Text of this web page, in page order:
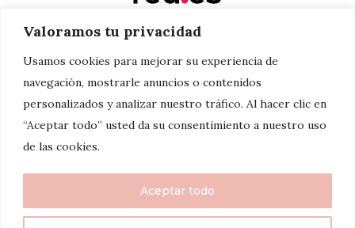
Valoramos tu privacidad
Usamos cookies para mejorar su experiencia de
navegación, mostrarle anuncios o contenidos
personalizados y analizar nuestro tráfico. Al hacer clic en
“Aceptar todo” usted da su consentimiento a nuestro uso
de las cookies.
Aceptar todo